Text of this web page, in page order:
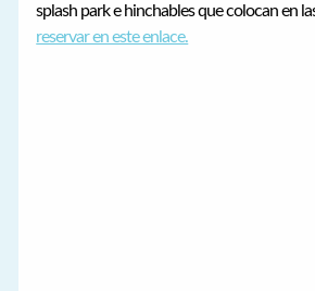
splash park e hinchables que colocan en
reservar en este enlace.